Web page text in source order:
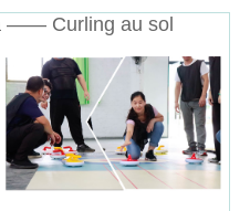
—— Curling au sol